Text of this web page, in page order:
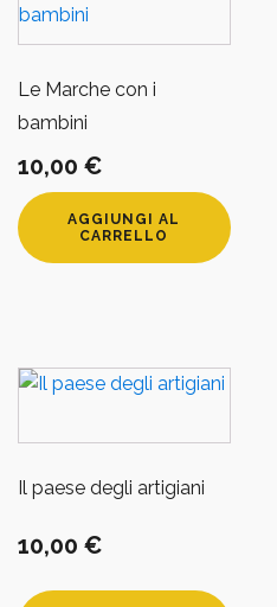
Le Marche con i
bambini
10,00 €
AGGIUNGI AL
CARRELLO
Il paese degli artigiani
10,00 €